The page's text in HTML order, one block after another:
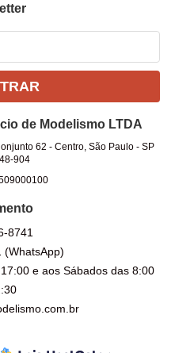
de Modelismo LTDA
62 - Centro, São Paulo- SP
904
8741
(WhatsApp)
e aos Sábados das 8:00